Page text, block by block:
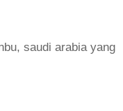
saudi arabia yang